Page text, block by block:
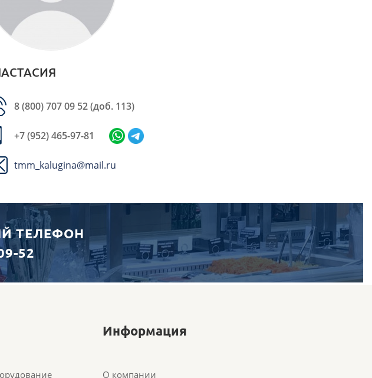
8 (800) 707 09 52(доб. 113)
+7 (952) 465-97-81
tmm_kalugina@mail.ru
ТЕЛЕФОН
52
Информация
О компании